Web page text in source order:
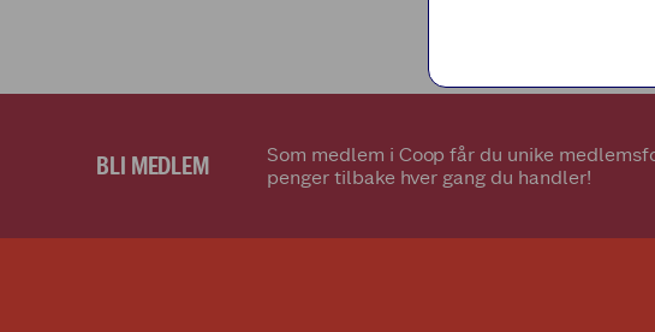
BLI MEDLEM
Som medlem i Coop får du unike
penger tilbake hver gang du handler!